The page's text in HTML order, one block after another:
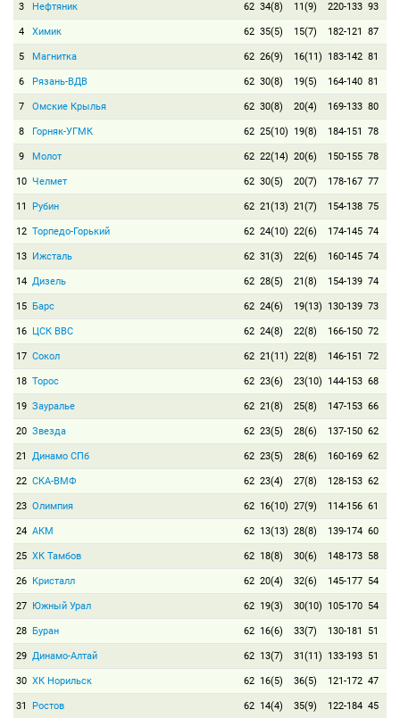
3 Нефтяник 62 34(8) 11(9) 220-133 93
4 Химик 62 35(5) 15(7) 182-121 87
5 Магнитка 62 26(9) 16(11) 183-142 81
6 Рязань-ВДВ 62 30(8) 19(5) 164-140 81
7 Омские Крылья 62 30(8) 20(4) 169-133 80
8 Горняк-УГМК 62 25(10) 19(8) 184-151 78
9 Молот 62 22(14) 20(6) 150-155 78
10 Челмет 62 30(5) 20(7) 178-167 77
11 Рубин 62 21(13) 21(7) 154-138 75
12 Торпедо-Горький 62 24(10) 22(6) 174-145 74
13 Ижсталь 62 31(3) 22(6) 160-145 74
14 Дизель 62 28(5) 21(8) 154-139 74
15 Барс 62 24(6) 19(13) 130-139 73
16 ЦСК ВВС 62 24(8) 22(8) 166-150 72
17 Сокол 62 21(11) 22(8) 146-151 72
18 Торос 62 23(6) 23(10) 144-153 68
19 Зауралье 62 21(8) 25(8) 147-153 66
20 Звезда 62 23(5) 28(6) 137-150 62
21 Динамо СПб 62 23(5) 28(6) 160-169 62
22 СКА-ВМФ 62 23(4) 27(8) 128-153 62
23 Олимпия 62 16(10) 27(9) 114-156 61
24 АКМ 62 13(13) 28(8) 139-174 60
25 ХК Тамбов 62 18(8) 30(6) 148-173 58
26 Кристалл 62 20(4) 32(6) 145-177 54
27 Южный Урал 62 19(3) 30(10) 105-170 54
28 Буран 62 16(6) 33(7) 130-181 51
29 Динамо-Алтай 62 13(7) 31(11) 133-193 51
30 ХК Норильск 62 16(5) 36(5) 121-172 47
31 Ростов 62 14(4) 35(9) 122-184 45